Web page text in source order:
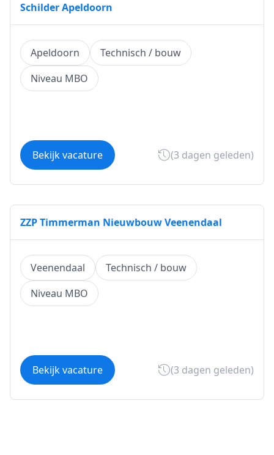
Schilder Apeldoorn
Apeldoorn
Technisch / bouw
Niveau MBO
Bekijk vacature (3 dagen geleden)
ZZP Timmerman Nieuwbouw Veenendaal
Veenendaal
Technisch / bouw
Niveau MBO
Bekijk vacature (3 dagen geleden)